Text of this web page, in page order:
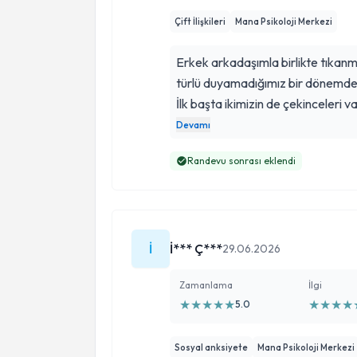
Çift İlişkileri Mana Psikoloji Merkezi
Erkek arkadaşımla birlikte
türlü duyamadığımız bir
İlk başta ikimizin de çekinceleri
profesyonel ve tarafsız
sorunları sağlıklı bir şekilde
🙏🏻
Devamı
Randevu sonrası eklendi
İ İ*** Ç***29.06.2026
Zamanlama
★★★★★5.0
İlgi
★★★★
Sosyal anksiyete Mana Psikoloji Merkezi